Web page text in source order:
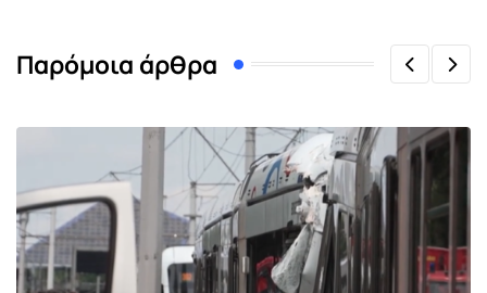
Παρόμοια άρθρα